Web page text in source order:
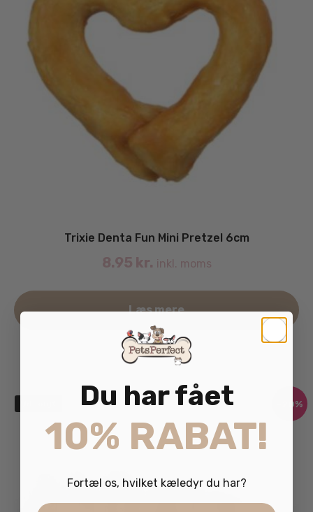
Trixie Denta Fun Mini Pretzel 6cm
8.95 kr. inkl. moms
Læs mere
-20%
Du har fået
10% RABAT!
Fortæl os, hvilket kæledyr du har?